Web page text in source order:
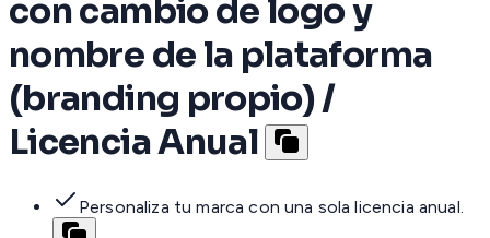
con cambio de logo y
nombre de la plataforma
(branding propio) /
Licencia Anual
Personaliza tu marca con una sola licencia anual.